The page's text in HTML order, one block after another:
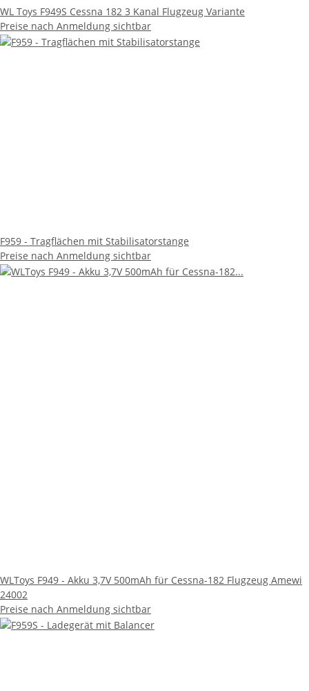
WL Toys F949S Cessna 182 3 Kanal Flugzeug Variante
Preise nach Anmeldung sichtbar
F959 - Tragflächen mit Stabilisatorstange
Preise nach Anmeldung sichtbar
WLToys F949 - Akku 3,7V 500mAh für Cessna-182 Flugzeug Amewi
24002
Preise nach Anmeldung sichtbar